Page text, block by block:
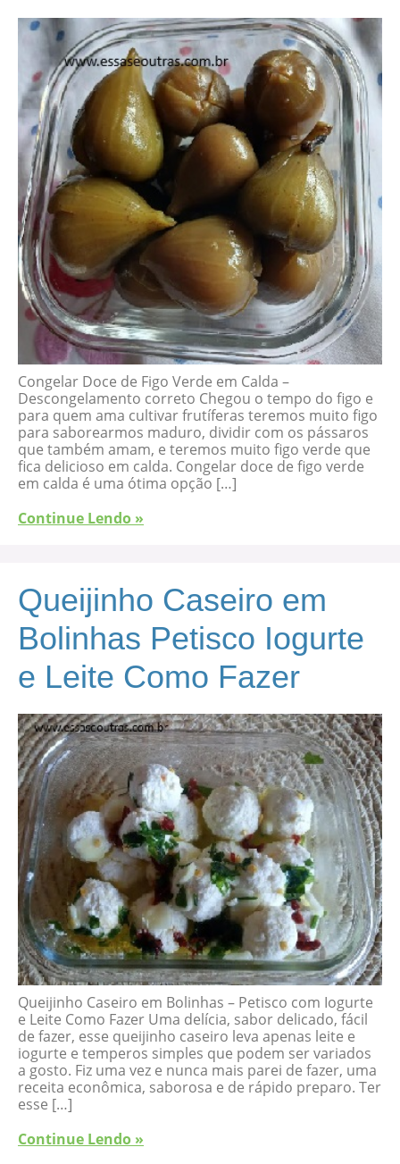
Congelar Doce de Figo Verde em Calda –
Descongelamento correto Chegou o tempo do figo e
para quem ama cultivar frutíferas teremos muito figo
para saborearmos maduro, dividir com os pássaros
que também amam, e teremos muito figo verde que
fica delicioso em calda. Congelar doce de figo verde
em calda é uma ótima opção […]
Continue Lendo »
Queijinho Caseiro em
Bolinhas Petisco Iogurte
e Leite Como Fazer
Queijinho Caseiro em Bolinhas – Petisco com Iogurte
e Leite Como Fazer Uma delícia, sabor delicado, fácil
de fazer, esse queijinho caseiro leva apenas leite e
iogurte e temperos simples que podem ser variados
a gosto. Fiz uma vez e nunca mais parei de fazer, uma
receita econômica, saborosa e de rápido preparo. Ter
esse […]
Continue Lendo »